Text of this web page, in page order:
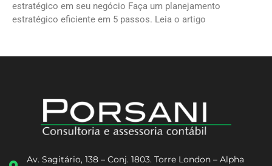
estratégico em seu negócio Faça um planejamento
estratégico eficiente em 5 passos. Leia o artigo
Av. Sagitário, 138 – Conj. 1803. Torre London – Alpha